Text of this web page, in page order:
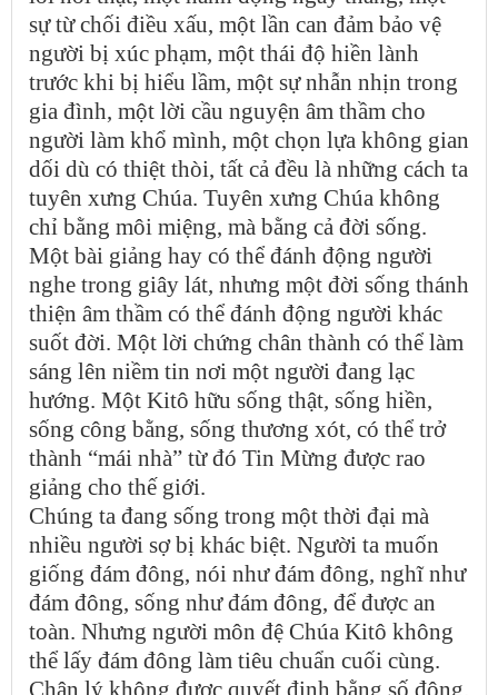
sự từ chối điều xấu, một lần can đảm bảo vệ
người bị xúc phạm, một thái độ hiền lành
trước khi bị hiểu lầm, một sự nhẫn nhịn trong
gia đình, một lời cầu nguyện âm thầm cho
người làm khổ mình, một chọn lựa không gian
dối dù có thiệt thòi, tất cả đều là những cách ta
tuyên xưng Chúa. Tuyên xưng Chúa không
chỉ bằng môi miệng, mà bằng cả đời sống.
Một bài giảng hay có thể đánh động người
nghe trong giây lát, nhưng một đời sống thánh
thiện âm thầm có thể đánh động người khác
suốt đời. Một lời chứng chân thành có thể làm
sáng lên niềm tin nơi một người đang lạc
hướng. Một Kitô hữu sống thật, sống hiền,
sống công bằng, sống thương xót, có thể trở
thành “mái nhà” từ đó Tin Mừng được rao
giảng cho thế giới.
Chúng ta đang sống trong một thời đại mà
nhiều người sợ bị khác biệt. Người ta muốn
giống đám đông, nói như đám đông, nghĩ như
đám đông, sống như đám đông, để được an
toàn. Nhưng người môn đệ Chúa Kitô không
thể lấy đám đông làm tiêu chuẩn cuối cùng.
Chân lý không được quyết định bằng số đông.